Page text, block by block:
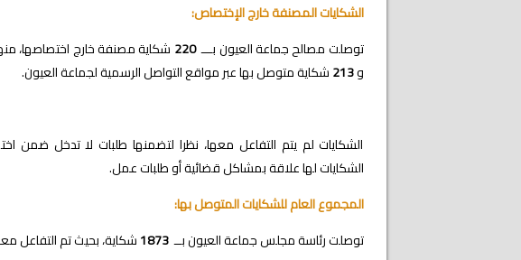
الشكايات المصنفة خارج الإختصاص:
توصلت مصالح جماعة العيون بـــ220 شكاية مصنفة خارج اختصاصها،
و213شكاية متوصل بها عبر مواقع التواصل الرسمية لجماعة العيون.
الشكايات لم يتم التفاعل معها، نظرا لتضمنها طلبات لا تدخل ضمن
الشكايات لها علاقة بمشاكل قضائية أو طلبات عمل.
المجموع العام للشكايات المتوصل بها:
توصلت رئاسة مجلس جماعة العيون بــ1873شكاية، بحيث تم التفاعل